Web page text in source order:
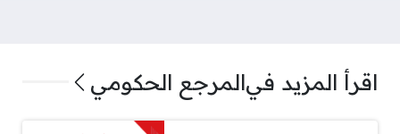
اقرأ المزيد فيالمرجع الحكومي